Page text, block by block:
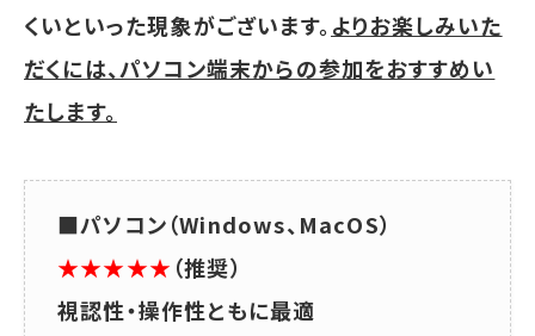
くいといった現象がございます。よりお楽しみいた
だくには、パソコン端末からの参加をおすすめい
たします。
■パソコン（Windows、MacOS）
★★★★★ （推奨）
視認性・操作性ともに最適